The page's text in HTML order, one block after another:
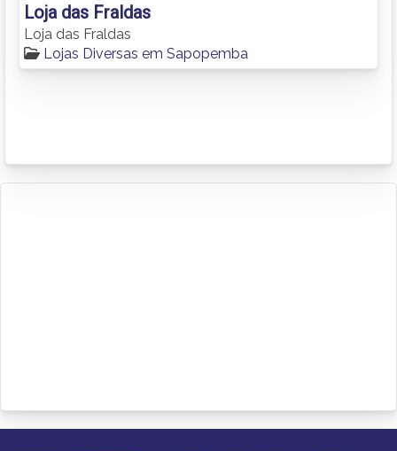
Loja das Fraldas
Loja das Fraldas
Lojas Diversas em Sapopemba